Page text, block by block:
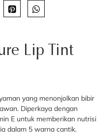
Lip Tint
yang menonjolkan bibir
Diperkaya dengan
E untuk memberikan nutrisi
dalam 5 warna cantik.